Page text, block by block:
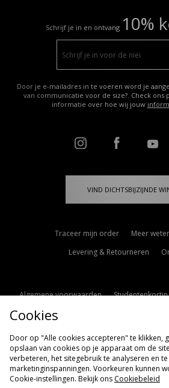
Schrijf je in en ontvang 10%
Door je e-mailadres in te voeren word je
van communicatie voor de size?. Check
informatie over hoe wij jouw
VIND DICHTSBIJZIJNDE
Traceer mijn order
Meer
Levering & Retourneren
Algemene voorwaarden
Cookie Instellingen
Cookies
Door op "Alle cookies accepteren" te klikken,
opslaan van cookies op je apparaat om de
verbeteren, het sitegebruik te analyseren en
marketinginspanningen. Voorkeuren kunnen
Cookie-instellingen. Bekijk ons Cookiebeleid